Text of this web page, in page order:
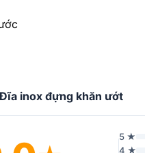
inox đựng khăn ướt
5 ★
4 ★